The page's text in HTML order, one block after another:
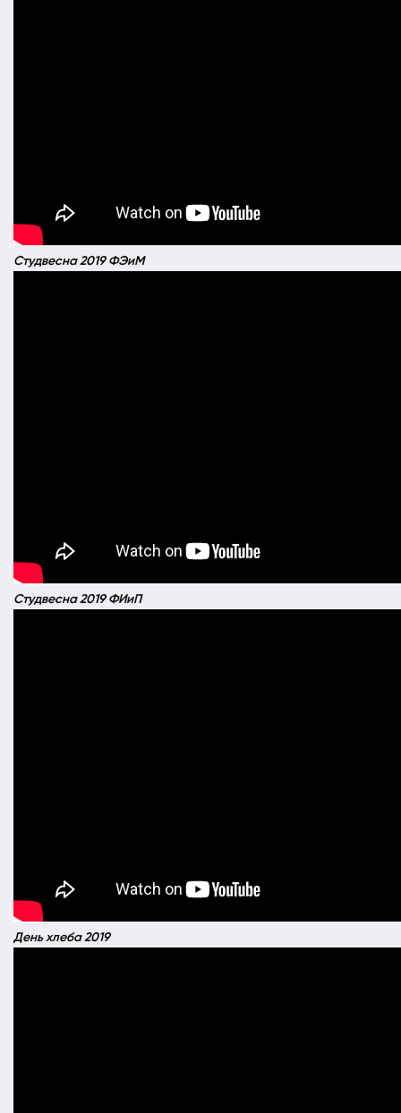
Студвесна 2019 ФЭиМ
Студвесна 2019 ФИиП
День хлеба 2019